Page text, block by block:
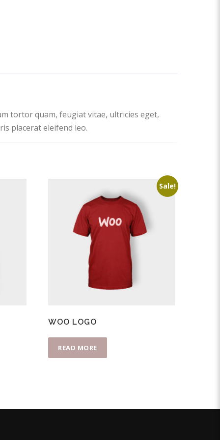
tortor quam, feugiat vitae, ultricies eget,
placerat eleifend leo.
Sale!
WOO LOGO
READ MORE